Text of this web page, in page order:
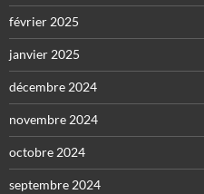
février 2025
janvier 2025
décembre 2024
novembre 2024
octobre 2024
septembre 2024